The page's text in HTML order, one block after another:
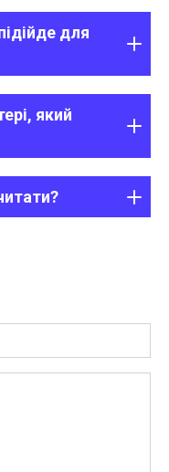
для
який